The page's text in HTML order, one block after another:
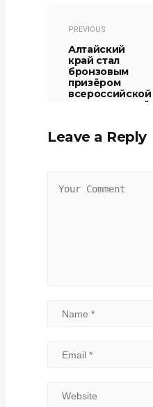
PREVIOUS
Алтайский
край стал
бронзовым
призёром
всероссийской
экологической
12.03.2026
Leave a Reply